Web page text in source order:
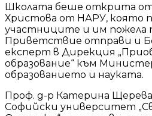
Школата беше открита от
Христова от НАРУ, която
участниците и им пожела
Приветствие отправи и
експерт в Дирекция
образование“ към
образованието и науката.
Проф. д-р Катерина
Софийски университет